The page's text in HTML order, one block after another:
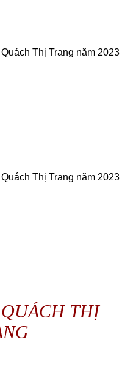
Thị Trang năm 2023
Thị Trang năm 2023
THỊ